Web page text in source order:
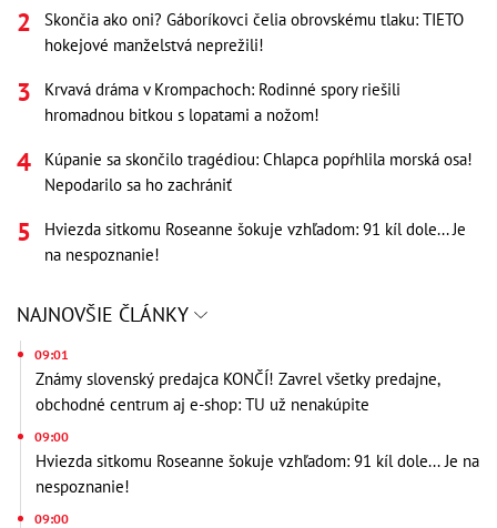
Skončia ako oni? Gáboríkovci čelia obrovskému tlaku: TIETO
hokejové manželstvá neprežili!
Krvavá dráma v Krompachoch: Rodinné spory riešili
hromadnou bitkou s lopatami a nožom!
Kúpanie sa skončilo tragédiou: Chlapca popŕhlila morská osa!
Nepodarilo sa ho zachrániť
Hviezda sitkomu Roseanne šokuje vzhľadom: 91 kíl dole... Je
na nespoznanie!
NAJNOVŠIE ČLÁNKY
09:01
Známy slovenský predajca KONČÍ! Zavrel všetky predajne,
obchodné centrum aj e-shop: TU už nenakúpite
09:00
Hviezda sitkomu Roseanne šokuje vzhľadom: 91 kíl dole... Je na
nespoznanie!
09:00